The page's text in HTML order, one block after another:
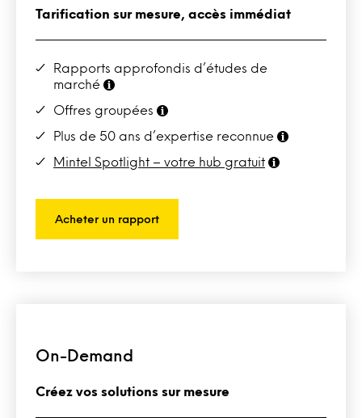
Tarification sur mesure, accès immédiat
Rapports approfondis d’études de
marché
Offres groupées
Plus de 50 ans d’expertise reconnue
Mintel Spotlight – votre hub gratuit
Acheter un rapport
On-Demand
Créez vos solutions sur mesure